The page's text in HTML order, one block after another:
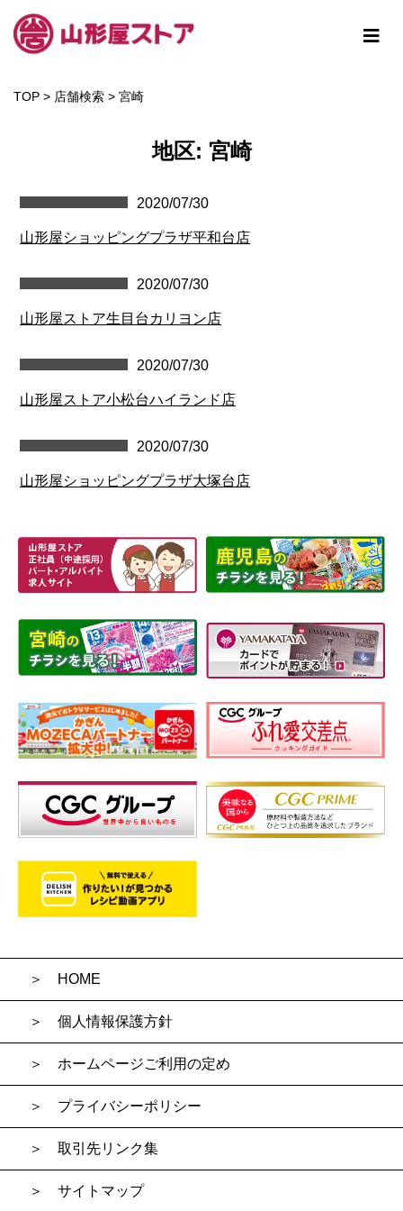
TOP > 店舗検索 > 宮崎
地区: 宮崎
2020/07/30
山形屋ショッピングプラザ平和台店
2020/07/30
山形屋ストア生目台カリヨン店
2020/07/30
山形屋ストア小松台ハイランド店
2020/07/30
山形屋ショッピングプラザ大塚台店
HOME
個人情報保護方針
ホームページご利用の定め
プライバシーポリシー
取引先リンク集
サイトマップ